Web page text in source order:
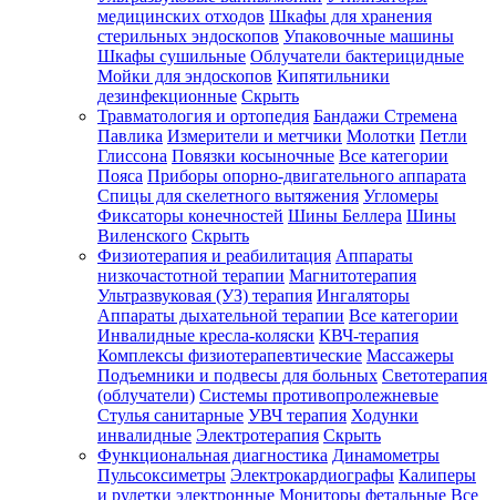
медицинских отходов Шкафы для хранения
стерильных эндоскопов Упаковочные машины
Шкафы сушильные Облучатели бактерицидные
Мойки для эндоскопов Кипятильники
дезинфекционные Скрыть
Травматология и ортопедия Бандажи Стремена
Павлика Измерители и метчики Молотки Петли
Глиссона Повязки косыночные Все категории
Пояса Приборы опорно-двигательного аппарата
Спицы для скелетного вытяжения Угломеры
Фиксаторы конечностей Шины Беллера Шины
Виленского Скрыть
Физиотерапия и реабилитация Аппараты
низкочастотной терапии Магнитотерапия
Ультразвуковая (УЗ) терапия Ингаляторы
Аппараты дыхательной терапии Все категории
Инвалидные кресла-коляски КВЧ-терапия
Комплексы физиотерапевтические Массажеры
Подъемники и подвесы для больных Светотерапия
(облучатели) Системы противопролежневые
Стулья санитарные УВЧ терапия Ходунки
инвалидные Электротерапия Скрыть
Функциональная диагностика Динамометры
Пульсоксиметры Электрокардиографы Калиперы
и рулетки электронные Мониторы фетальные Все